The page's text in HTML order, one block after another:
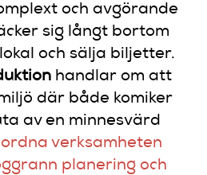
och avgörande
sig långt bortom
och sälja biljetter.
handlar om att
där både komiker
av en minnesvärd
verksamheten
planering och